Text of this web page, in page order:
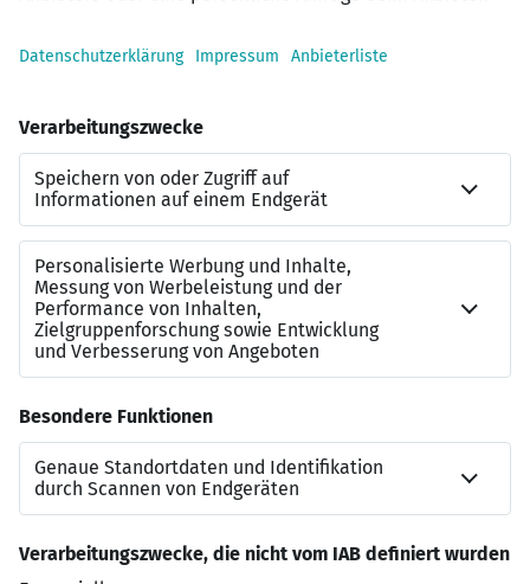
Verpflegungszuschuss 8,00 € – 15,00 €
Ergebnisbeteiligung bzw. Prämie und zusätzliches
Betriebliche Altersvorsorge
Vielfältige Weiterbildungsmöglichkeiten durch
unsere LEONHARD WEISS-Akademie
Betriebliches Gesundheitsmanagement
Vielfältige Mitarbeiterrabatte und
Fitnesskooperationen z. B. Hansefit
Firmenevents wie z. B. Ausflüge, Sommerfest,
Weihnachtsfeier
Firmenwagen mit privater Nutzung